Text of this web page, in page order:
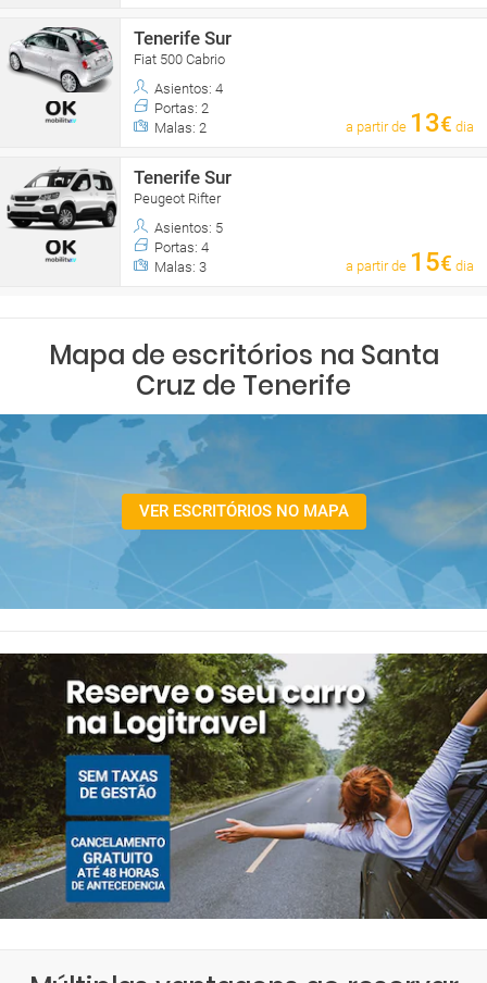
Tenerife Sur
Fiat 500 Cabrio
Asientos: 4
Portas: 2
Malas: 2
a partir de 13€ dia
Tenerife Sur
Peugeot Rifter
Asientos: 5
Portas: 4
Malas: 3
a partir de 15€ dia
Mapa de escritórios na Santa
Cruz de Tenerife
VER ESCRITÓRIOS NO MAPA